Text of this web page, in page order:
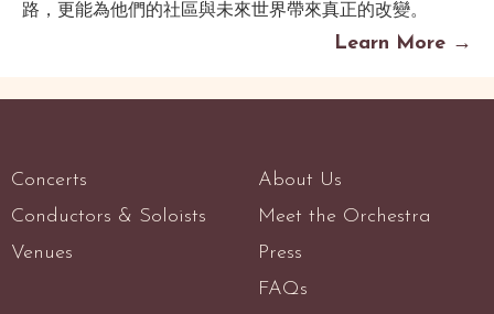
路，更能為他們的社區與未來世界帶來真正的改變。
Learn More →
Concerts
Conductors & Soloists
Venues
About Us
Meet the Orchestra
Press
FAQs